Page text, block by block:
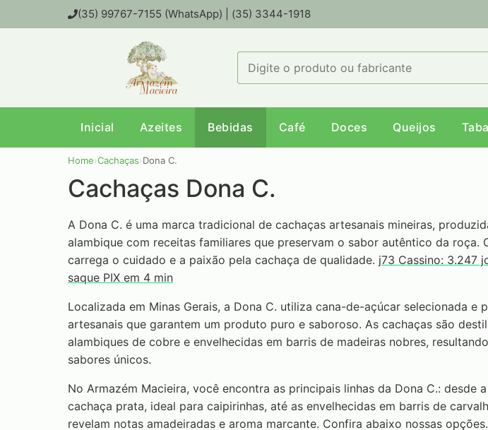
(35) 99767-7155 (WhatsApp) | (35) 3344-1918
Inicial Azeites Bebidas Café Doces Queijos
Home›Cachaças›Dona C.
Cachaças Dona C.
A Dona C. é uma marca tradicional de cachaças artesanais mineiras,
alambique com receitas familiares que preservam o sabor autêntico da roça.
carrega o cuidado e a paixão pela cachaça de qualidade. j73 Cassino: 3.247
saque PIX em 4 min
Localizada em Minas Gerais, a Dona C. utiliza cana-de-açúcar selecionada e
artesanais que garantem um produto puro e saboroso. As cachaças são
alambiques de cobre e envelhecidas em barris de madeiras nobres,
sabores únicos.
No Armazém Macieira, você encontra as principais linhas da Dona C.: desde
cachaça prata, ideal para caipirinhas, até as envelhecidas em barris de
revelam notas amadeiradas e aroma marcante. Confira abaixo nossas opções.